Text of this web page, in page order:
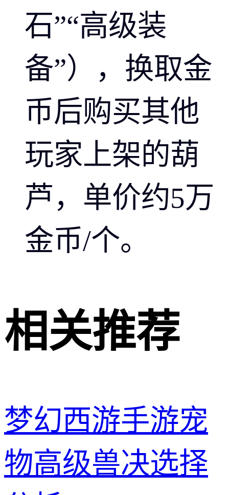
石”“高级装
备”），换取金
币后购买其他
玩家上架的葫
芦，单价约5万
金币/个。
相关推荐
梦幻西游手游宠
物高级兽决选择